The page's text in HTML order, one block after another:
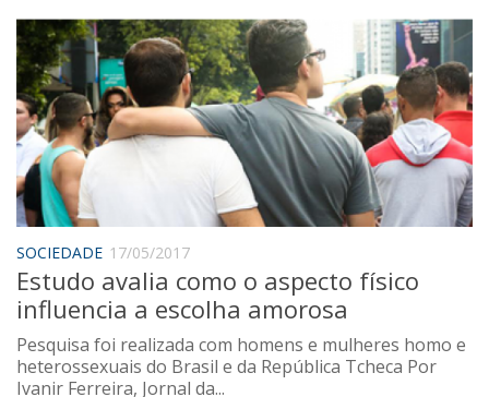
SOCIEDADE 17/05/2017
Estudo avalia como o aspecto físico
influencia a escolha amorosa
Pesquisa foi realizada com homens e mulheres homo e
heterossexuais do Brasil e da República Tcheca Por
Ivanir Ferreira, Jornal da...